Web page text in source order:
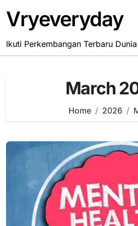
to
content
Vryeveryday
Ikuti Perkembangan Terbaru
March
Home 2026